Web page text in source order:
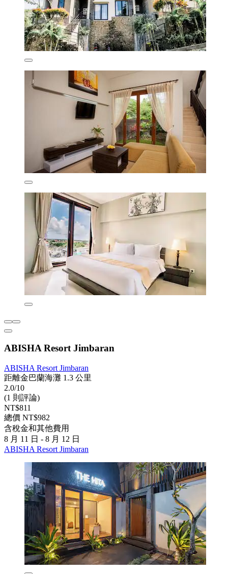
ABISHA Resort Jimbaran
ABISHA Resort Jimbaran
距離金巴蘭海灘 1.3 公里
2.0/10
(1 則評論)
NT$811
總價 NT$982
含稅金和其他費用
8 月 11 日 - 8 月 12 日
ABISHA Resort Jimbaran